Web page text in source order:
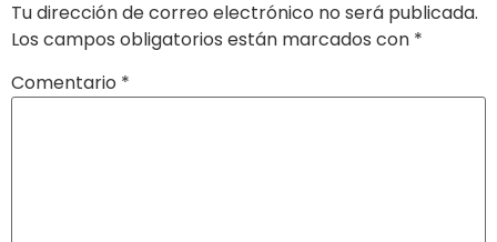
Tu dirección de correo electrónico no será publicada.
Los campos obligatorios están marcados con *
Comentario *